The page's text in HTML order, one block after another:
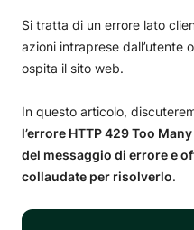
Passa a un tema
Svuota la cache del
Svuota la cache DNS
Controlla i limiti delle
Controlla i log di
sospetti
Disattiva
Si tratta di un errore lato
azioni intraprese dall’utente
ospita il sito web.
In questo articolo,
l’errore HTTP 429 Too
del messaggio di errore e
collaudate per risolverlo.